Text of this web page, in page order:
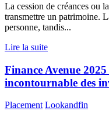
La cession de créances ou
transmettre un patrimoine.
personne, tandis...
Lire la suite
Finance Avenue
incontournable des
Placement Lookandfin